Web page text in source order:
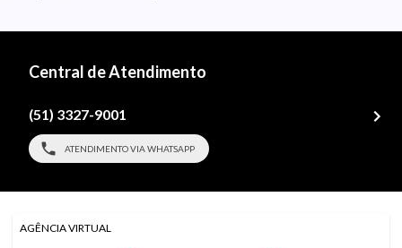
Central de Atendimento
(51) 3327-9001
ATENDIMENTO VIA WHATSAPP
AGÊNCIA VIRTUAL